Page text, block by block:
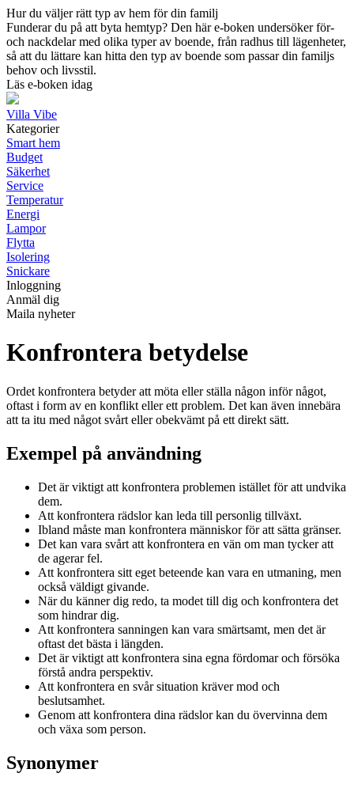
Hur du väljer rätt typ av hem för din familj
Funderar du på att byta hemtyp? Den här e-boken undersöker för-
och nackdelar med olika typer av boende, från radhus till lägenheter,
så att du lättare kan hitta den typ av boende som passar din familjs
behov och livsstil.
Läs e-boken idag
Villa Vibe
Kategorier
Smart hem
Budget
Säkerhet
Service
Temperatur
Energi
Lampor
Flytta
Isolering
Snickare
Inloggning
Anmäl dig
Maila nyheter
Konfrontera betydelse
Ordet konfrontera betyder att möta eller ställa någon inför något,
oftast i form av en konflikt eller ett problem. Det kan även innebära
att ta itu med något svårt eller obekvämt på ett direkt sätt.
Exempel på användning
Det är viktigt att konfrontera problemen istället för att undvika
dem.
Att konfrontera rädslor kan leda till personlig tillväxt.
Ibland måste man konfrontera människor för att sätta gränser.
Det kan vara svårt att konfrontera en vän om man tycker att
de agerar fel.
Att konfrontera sitt eget beteende kan vara en utmaning, men
också väldigt givande.
När du känner dig redo, ta modet till dig och konfrontera det
som hindrar dig.
Att konfrontera sanningen kan vara smärtsamt, men det är
oftast det bästa i längden.
Det är viktigt att konfrontera sina egna fördomar och försöka
förstå andra perspektiv.
Att konfrontera en svår situation kräver mod och
beslutsamhet.
Genom att konfrontera dina rädslor kan du övervinna dem
och växa som person.
Synonymer